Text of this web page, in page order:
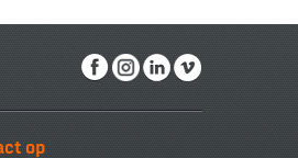
op